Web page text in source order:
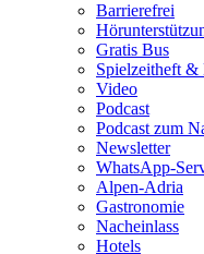
Barrierefrei
Gratis Bus
Spielzeitheft
Video
Podcast
Podcast zum
Newsletter
WhatsApp-
Alpen-Adria
Gastronomie
Nacheinlass
Hotels